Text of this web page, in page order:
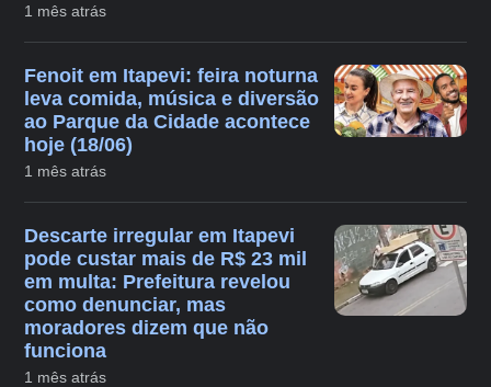
1 mês atrás
Fenoit em Itapevi: feira noturna
leva comida, música e diversão
ao Parque da Cidade acontece
hoje (18/06)
1 mês atrás
Descarte irregular em Itapevi
pode custar mais de R$ 23 mil
em multa: Prefeitura revelou
como denunciar, mas
moradores dizem que não
funciona
1 mês atrás